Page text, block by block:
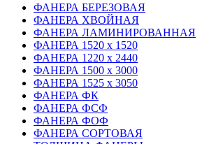
ФАНЕРА БЕРЕЗОВАЯ
ФАНЕРА ХВОЙНАЯ
ФАНЕРА ЛАМИНИРОВАННАЯ
ФАНЕРА 1520 х 1520
ФАНЕРА 1220 х 2440
ФАНЕРА 1500 х 3000
ФАНЕРА 1525 х 3050
ФАНЕРА ФК
ФАНЕРА ФСФ
ФАНЕРА ФОФ
ФАНЕРА СОРТОВАЯ